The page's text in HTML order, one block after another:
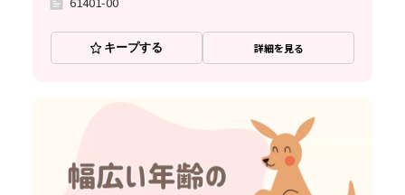
キープする 詳細を見る